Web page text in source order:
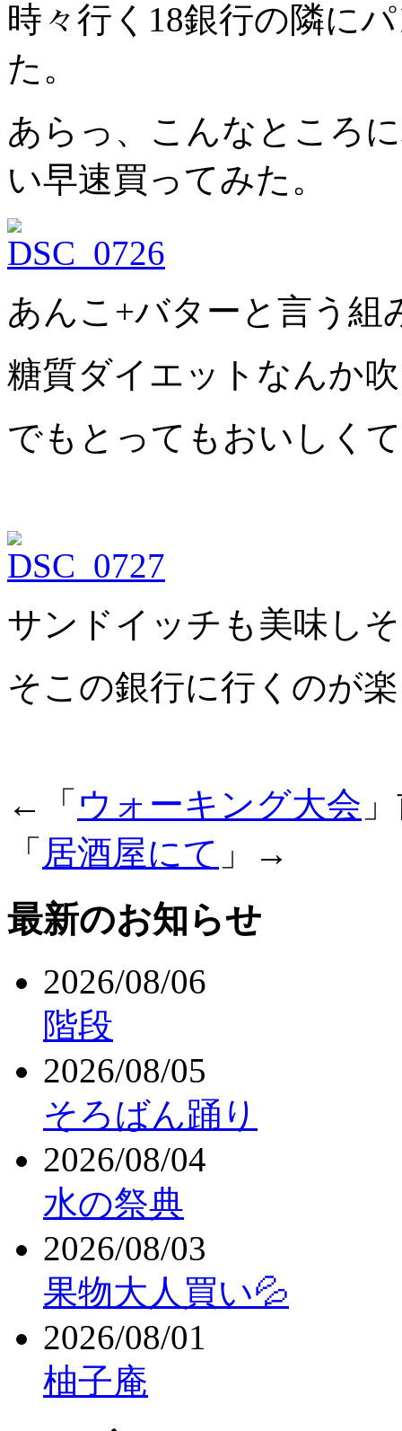
時々行く18銀行の隣に
た。
あらっ、こんなところ
い早速買ってみた。
あんこ+バターと言う組
糖質ダイエットなんか
でもとってもおいしく
サンドイッチも美味し
そこの銀行に行くのが
←「 ウォーキング大会
「 居酒屋にて 」→
最新のお知らせ
2026/08/06
階段
2026/08/05
そろばん踊り
2026/08/04
水の祭典
2026/08/03
果物大人買い💦
2026/08/01
柚子庵